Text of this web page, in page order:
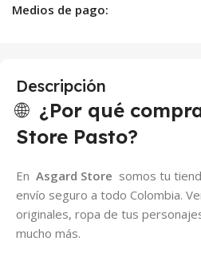
Medios de pago:
Descripción
🌐 ¿Por qué
Store Pasto?
En Asgard Store somos tu
envío seguro a todo Colombia.
originales, ropa de tus
mucho más.